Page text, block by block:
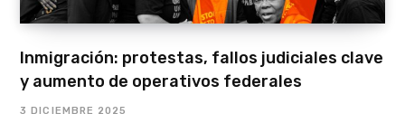
Inmigración: protestas, fallos judiciales clave
y aumento de operativos federales
3 DICIEMBRE 2025